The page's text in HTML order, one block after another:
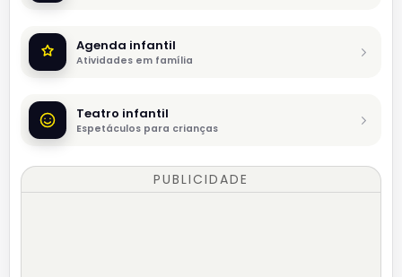
Agenda infantil
Atividades em família
Teatro infantil
Espetáculos para crianças
PUBLICIDADE